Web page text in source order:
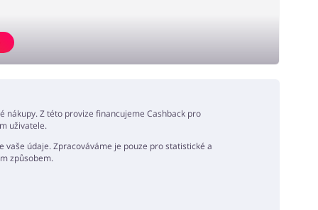
Z této provize financujeme Cashback pro
uživatele.
údaje. Zpracováváme je pouze pro statistické a
způsobem.